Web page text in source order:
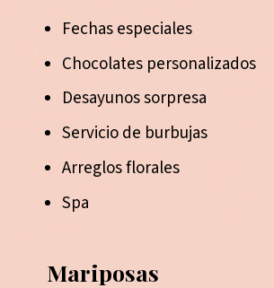
Fechas especiales
Chocolates personalizados
Desayunos sorpresa
Servicio de burbujas
Arreglos florales
Spa
Mariposas